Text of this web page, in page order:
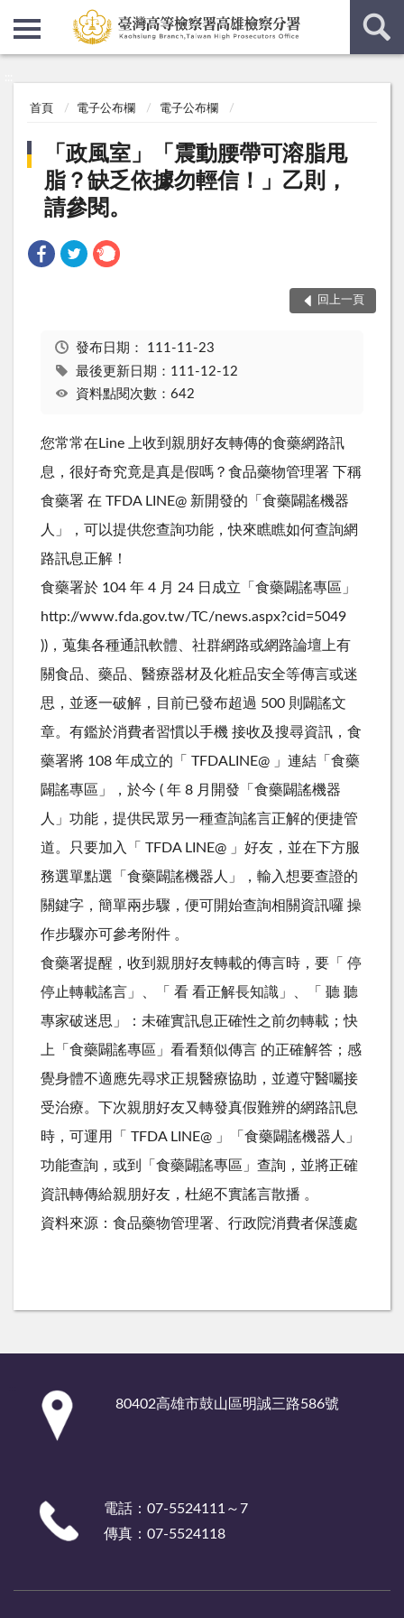
首頁 電子公布欄 電子公布欄
「政風室」「震動腰帶可溶脂甩
脂？缺乏依據勿輕信！」乙則，
請參閱。
回上一頁
發布日期： 111-11-23
最後更新日期：111-12-12
資料點閱次數：642
您常常在Line 上收到親朋好友轉傳的食藥網路訊
息，很好奇究竟是真是假嗎？食品藥物管理署 下稱
食藥署 在 TFDA LINE@ 新開發的「食藥闢謠機器
人」，可以提供您查詢功能，快來瞧瞧如何查詢網
路訊息正解！
食藥署於 104 年 4 月 24 日成立「食藥闢謠專區」
http://www.fda.gov.tw/TC/news.aspx?cid=5049
))，蒐集各種通訊軟體、社群網路或網路論壇上有
關食品、藥品、醫療器材及化粧品安全等傳言或迷
思，並逐一破解，目前已發布超過 500 則闢謠文
章。有鑑於消費者習慣以手機 接收及搜尋資訊，食
藥署將 108 年成立的「 TFDALINE@ 」連結「食藥
闢謠專區」，於今 ( 年 8 月開發「食藥闢謠機器
人」功能，提供民眾另一種查詢謠言正解的便捷管
道。只要加入「 TFDA LINE@ 」好友，並在下方服
務選單點選「食藥闢謠機器人」，輸入想要查證的
關鍵字，簡單兩步驟，便可開始查詢相關資訊囉 操
作步驟亦可參考附件 。
食藥署提醒，收到親朋好友轉載的傳言時，要「 停
停止轉載謠言」、「 看 看正解長知識」、「 聽 聽
專家破迷思」：未確實訊息正確性之前勿轉載；快
上「食藥闢謠專區」看看類似傳言 的正確解答；感
覺身體不適應先尋求正規醫療協助，並遵守醫囑接
受治療。下次親朋好友又轉發真假難辨的網路訊息
時，可運用「 TFDA LINE@ 」「食藥闢謠機器人」
功能查詢，或到「食藥闢謠專區」查詢，並將正確
資訊轉傳給親朋好友，杜絕不實謠言散播 。
資料來源：食品藥物管理署、行政院消費者保護處
80402高雄市鼓山區明誠三路586號
電話：07-5524111～7
傳真：07-5524118